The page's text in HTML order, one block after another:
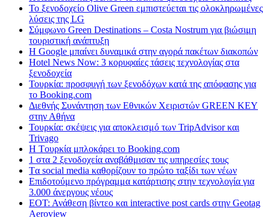
To ξενοδοχείο Olive Green εμπιστεύεται τις ολοκληρωμένες
λύσεις της LG
Σύμφωνο Green Destinations – Costa Nostrum για βιώσιμη
τουριστική ανάπτυξη
H Google μπαίνει δυναμικά στην αγορά πακέτων διακοπών
Hotel News Now: 3 κορυφαίες τάσεις τεχνολογίας στα
ξενοδοχεία
Τουρκία: προσφυγή των ξενοδόχων κατά της απόφασης για
το Booking.com
Διεθνής Συνάντηση των Εθνικών Χειριστών GREEN KEY
στην Αθήνα
Τουρκία: σκέψεις για αποκλεισμό των TripAdvisor και
Trivago
H Tουρκία μπλοκάρει το Booking.com
1 στα 2 ξενοδοχεία αναβάθμισαν τις υπηρεσίες τους
Tα social media καθορίζουν το πρώτο ταξίδι των νέων
Επιδοτούμενο πρόγραμμα κατάρτισης στην τεχνολογία για
3.000 άνεργους νέους
ΕΟΤ: Ανάθεση βίντεο και interactive post cards στην Geotag
Aeroview